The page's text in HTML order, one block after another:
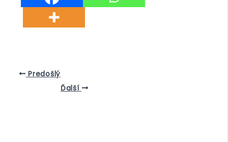
Predošlý
Ďalší